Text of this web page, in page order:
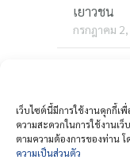
เว็บไซต์นี้มีการใช้งานคุกกี้เ
ความสะดวกในการใช้งานเ
ตามความต้องการของท่าน โ
ความเป็นส่วนตัว
เยาวชน
กรกฎาคม
Business:
โลกดิจิทัล
กรกฎาคม